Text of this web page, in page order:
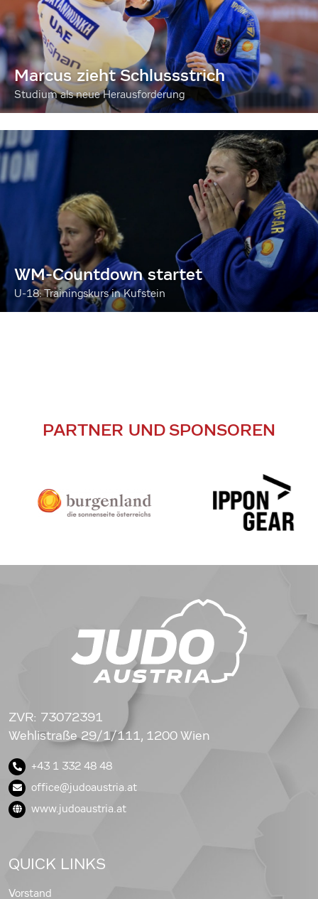
Marcus zieht Schlussstrich
Studium als neue Herausforderung
WM-Countdown startet
U-18: Trainingskurs in Kufstein
PARTNER UND SPONSOREN
ZVR: 73072391
Wehlistraße 29/1/111, 1200 Wien
+43 1 332 48 48
office@judoaustria.at
www.judoaustria.at
QUICK LINKS
Vorstand